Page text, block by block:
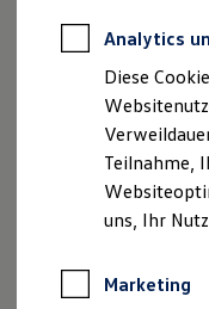
Kfz-
Anpfiff zum
Impressum &
Analytics
Diese
Teilnahme,
uns, Ihr
Marketing